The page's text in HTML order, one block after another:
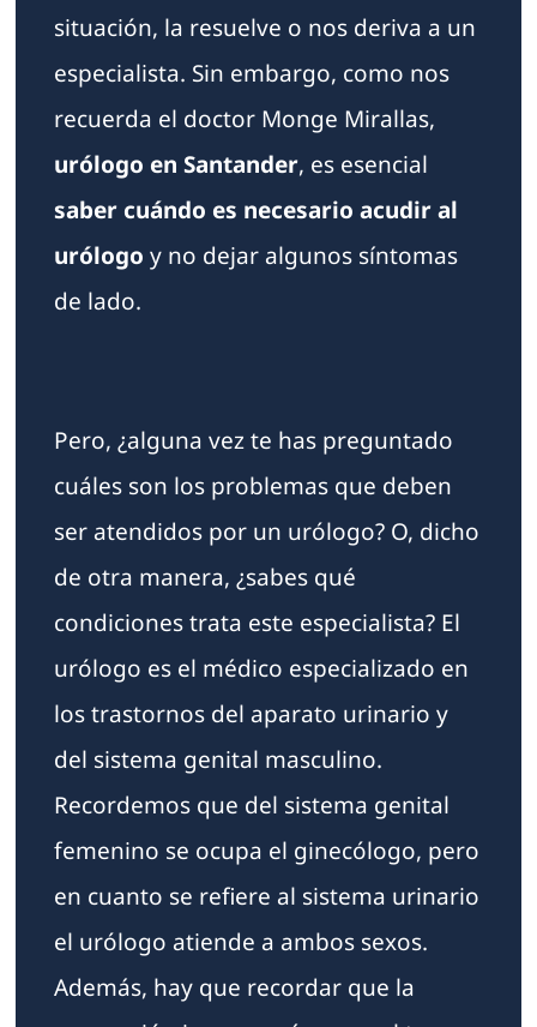
situación, la resuelve o nos deriva a un
especialista. Sin embargo, como nos
recuerda el doctor Monge Mirallas,
urólogo en Santander, es esencial
saber cuándo es necesario acudir al
urólogo y no dejar algunos síntomas
de lado.
Pero, ¿alguna vez te has preguntado
cuáles son los problemas que deben
ser atendidos por un urólogo? O, dicho
de otra manera, ¿sabes qué
condiciones trata este especialista? El
urólogo es el médico especializado en
los trastornos del aparato urinario y
del sistema genital masculino.
Recordemos que del sistema genital
femenino se ocupa el ginecólogo, pero
en cuanto se refiere al sistema urinario
el urólogo atiende a ambos sexos.
Además, hay que recordar que la